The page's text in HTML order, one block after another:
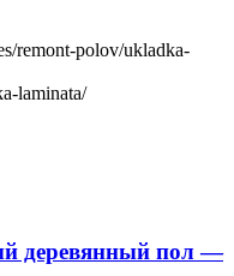
remont-polov/ukladka-
laminata/
деревянный пол —